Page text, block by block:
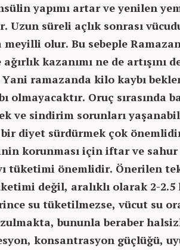
yapımı artar ve yenilen
Uzun süreli açlık sonrası
meyilli olur. Bu sebeple
kazanımı ne de artışını
Yani ramazanda kilo kaybı
olmayacaktır. Oruç sırasında
ve sindirim sorunları
diyet sürdürmek çok
korunması için iftar ve sahur
tüketimi önemlidir. Önerilen
değil, aralıklı olarak 2-2.5
su tüketilmezse, vücut su
bununla beraber
konsantrasyon güçlüğü,